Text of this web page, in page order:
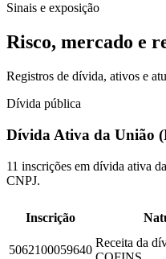
Sinais e exposição
Risco, mercado e
Registros de dívida, ativos e
Dívida pública
Dívida Ativa da União
11 inscrições em dívida ativa
CNPJ.
Inscrição
5062100059640
Receita da